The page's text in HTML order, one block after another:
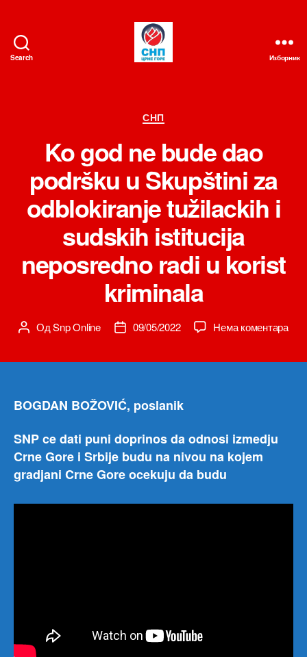
Search Изборник
Категорије
СНП
Ko god ne bude dao
podršku u Skupštini za
odblokiranje tužilackih i
sudskih istitucija
neposredno radi u korist
kriminala
Аутор
ОдSnp Online
Датум09/05/2022 Нема коментарана
i
BOGDAN BOŽOVIĆ, poslanik
SNP ce dati puni doprinos da odnosi izmedju
Crne Gore i Srbije budu na nivou na kojem
gradjani Crne Gore ocekuju da budu